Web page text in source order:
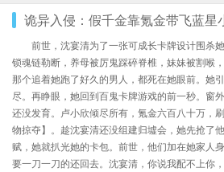
诡异入侵：假千金靠氪金带飞蓝星
前世，沈宴清为了一张可成长卡牌设计围杀
锁魂链勒断，养母被厉鬼踩碎脊椎，妹妹被割喉
那个追着她跑了好久的男人，都死在她眼前。她
尽。再睁眼，她回到百鬼卡牌游戏的前一秒。窗
还没发育。卢小欣倾尽所有，氪金六百八十万，
物掠夺】。趁沈宴清还没组建归墟会，她先抢了
赋，她就扒光她的卡包。前世，他们加在她家人
要一刀一刀的还回去。沈宴清，你说我配不上你